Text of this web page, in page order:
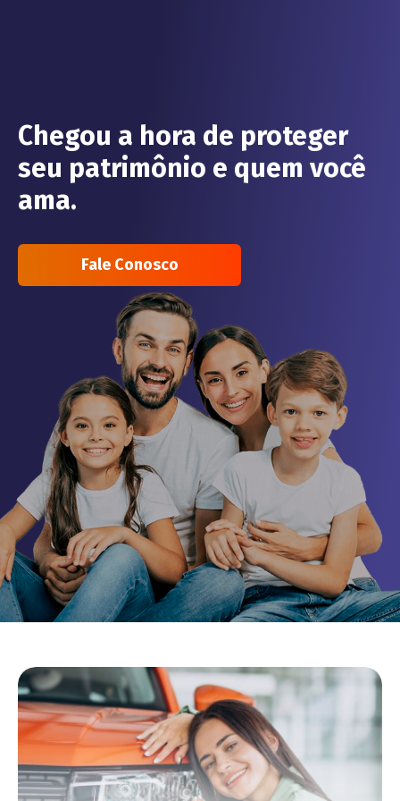
Chegou a hora de proteger
seu patrimônio e quem você
ama.
Fale Conosco